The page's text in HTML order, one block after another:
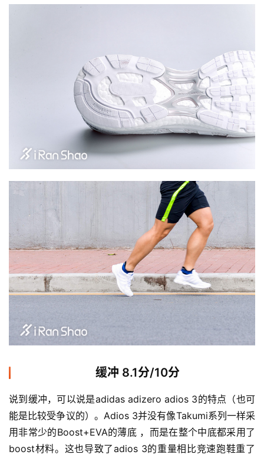
缓冲 8.1分/10分
说到缓冲，可以说是adidas adizero adios 3的特点（也可
能是比较受争议的）。Adios 3并没有像Takumi系列一样采
用非常少的Boost+EVA的薄底 ，而是在整个中底都采用了
boost材料。这也导致了adios 3的重量相比竞速跑鞋重了